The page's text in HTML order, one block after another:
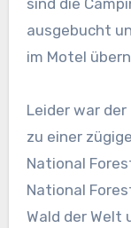
ausgebucht
im Motel
Leider war
zu einer
National
National
Wald der Welt